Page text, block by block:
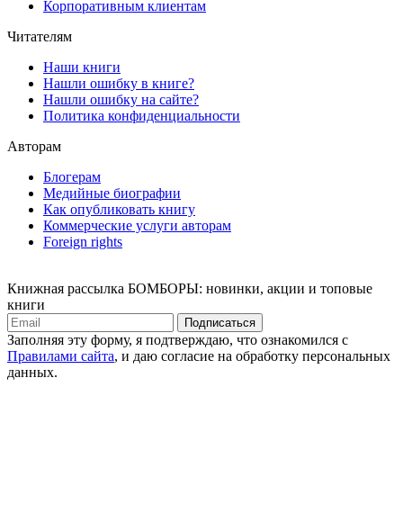
Корпоративным клиентам
Читателям
Наши книги
Нашли ошибку в книге?
Нашли ошибку на сайте?
Политика конфиденциальности
Авторам
Блогерам
Медийные биографии
Как опубликовать книгу
Коммерческие услуги авторам
Foreign rights
Книжная рассылка БОМБОРЫ: новинки, акции и топовые
книги
Подписаться
Заполняя эту форму, я подтверждаю, что ознакомился с
Правилами сайта, и даю согласие на обработку персональных
данных.